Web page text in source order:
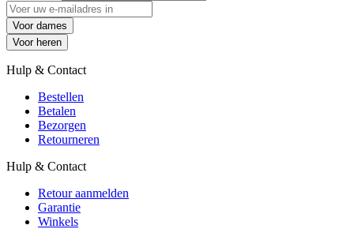
Voor dames
Voor heren
Hulp & Contact
Bestellen
Betalen
Bezorgen
Retourneren
Hulp & Contact
Retour aanmelden
Garantie
Winkels